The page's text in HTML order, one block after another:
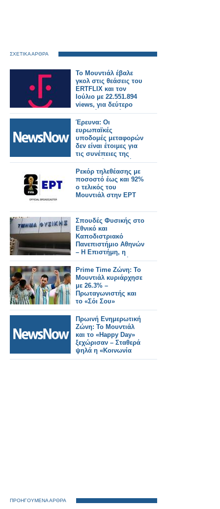
ΣΧΕΤΙΚΑ ΑΡΘΡΑ
Το Μουντιάλ έβαλε
γκολ στις θεάσεις του
ERTFLIX και τον
Ιούλιο με 22.551.894
views, για δεύτερο
συνεχόμενο μήνα
Έρευνα: Οι
ευρωπαϊκές
υποδομές μεταφορών
δεν είναι έτοιμες για
τις συνέπειες της
κλιματικής αλλαγής.
Ρεκόρ τηλεθέασης με
ποσοστό έως και 92%
ο τελικός του
Μουντιάλ στην ΕΡΤ
Σπουδές Φυσικής στο
Εθνικό και
Καποδιστριακό
Πανεπιστήμιο Αθηνών
– Η Επιστήμη, η
Έρευνα, η Διεθνής
Αναγνώριση, οι
Επαγγελματικές
Προοπτικές
Prime Time Ζώνη: Το
Μουντιάλ κυριάρχησε
με 26.3% –
Πρωταγωνιστής και
το «Σόι Σου»
Πρωινή Ενημερωτική
Ζώνη: Το Μουντιάλ
και το «Happy Day»
ξεχώρισαν – Σταθερά
ψηλά η «Κοινωνία
Ώρα Mega»
ΠΡΟΗΓΟΥΜΕΝΑ ΑΡΘΡΑ